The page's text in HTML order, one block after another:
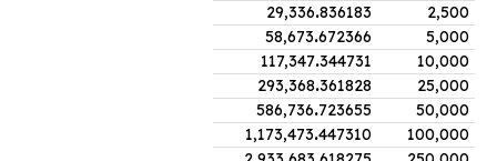
2,500
29,336.836183
5,000
58,673.672366
10,000
117,347.344731
25,000
293,368.361828
50,000
586,736.723655
100,000
1,173,473.447310